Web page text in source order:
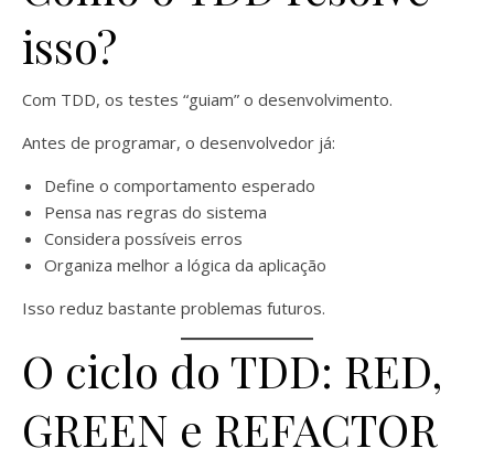
isso?
Com TDD, os testes “guiam” o desenvolvimento.
Antes de programar, o desenvolvedor já:
Define o comportamento esperado
Pensa nas regras do sistema
Considera possíveis erros
Organiza melhor a lógica da aplicação
Isso reduz bastante problemas futuros.
O ciclo do TDD: RED,
GREEN e REFACTOR